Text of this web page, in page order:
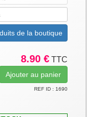
de la boutique
8.90 € TTC
REF ID : 1690